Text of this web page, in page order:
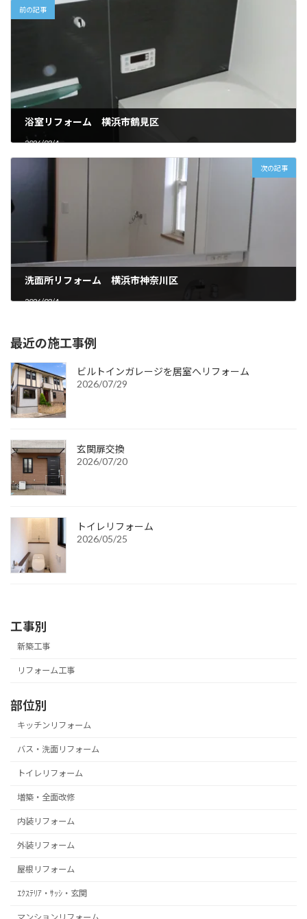
前の記事
浴室リフォーム 横浜市鶴見区
2026/03/4
次の記事
洗面所リフォーム 横浜市神奈川区
2026/03/4
最近の施工事例
ビルトインガレージを居室へリフォーム
2026/07/29
玄関扉交換
2026/07/20
トイレリフォーム
2026/05/25
工事別
新築工事
リフォーム工事
部位別
キッチンリフォーム
バス・洗面リフォーム
トイレリフォーム
増築・全面改修
内装リフォーム
外装リフォーム
屋根リフォーム
ｴｸｽﾃﾘｱ・ｻｯｼ・玄関